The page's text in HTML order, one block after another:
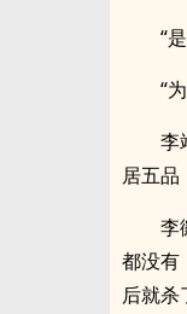
“
“
李
居五
李
都没有
后就